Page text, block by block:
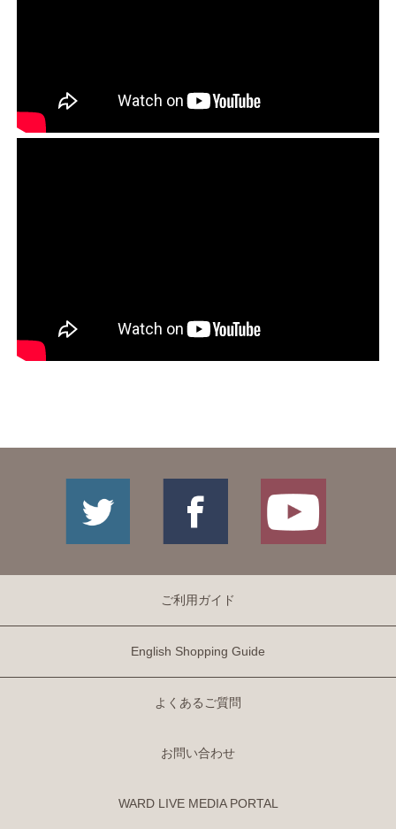
ご利用ガイド
English Shopping Guide
よくあるご質問
お問い合わせ
WARD LIVE MEDIA PORTAL